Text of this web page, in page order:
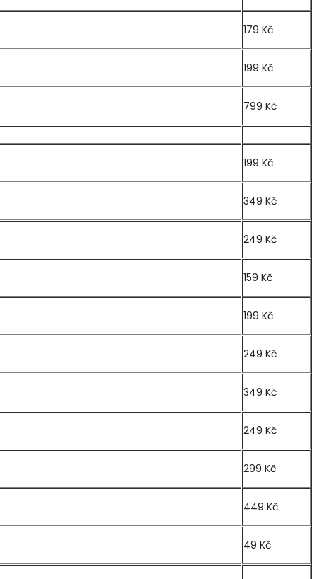
179 Kč
199 Kč
799 Kč
199 Kč
349 Kč
249 Kč
159 Kč
199 Kč
249 Kč
349 Kč
249 Kč
299 Kč
449 Kč
49 Kč